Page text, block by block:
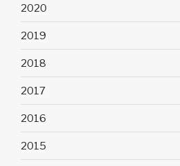
2020
2019
2018
2017
2016
2015